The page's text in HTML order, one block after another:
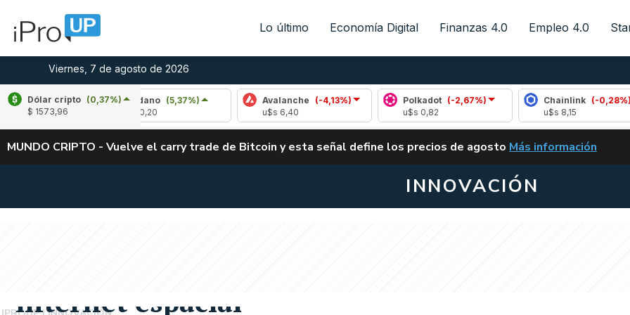
Lo último Economía Digital Finanzas 4.0 Empleo 4.0
Viernes, 7 de agosto de 2026
Dólar cripto (0,37%)
$ 1573,96
Cardano
(5,37%)
Avalanche
(-4,13%)
u$s 6,40
Polkadot (-2,67%)
u$s 0,82
Chainlink
(-0,28%)
u$s 8,15
ALERTA
MUNDO CRIPTO - Vuelve el carry trade de Bitcoin y esta señal define los precios de agosto VUELVE EL CARRY
Más información
INNOVACIÓN
internet espacial